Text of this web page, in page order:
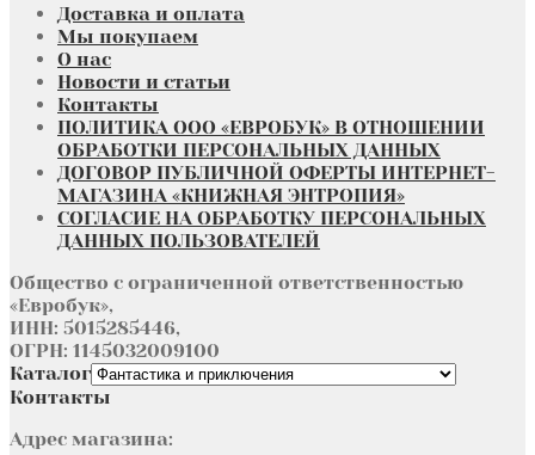
Доставка и оплата
Мы покупаем
О нас
Новости и статьи
Контакты
ПОЛИТИКА ООО «ЕВРОБУК» В ОТНОШЕНИИ
ОБРАБОТКИ ПЕРСОНАЛЬНЫХ ДАННЫХ
ДОГОВОР ПУБЛИЧНОЙ ОФЕРТЫ ИНТЕРНЕТ-
МАГАЗИНА «КНИЖНАЯ ЭНТРОПИЯ»
СОГЛАСИЕ НА ОБРАБОТКУ ПЕРСОНАЛЬНЫХ
ДАННЫХ ПОЛЬЗОВАТЕЛЕЙ
Общество с ограниченной ответственностью
«Евробук»,
ИНН: 5015285446,
ОГРН: 1145032009100
Каталог
Контакты
Адрес магазина: